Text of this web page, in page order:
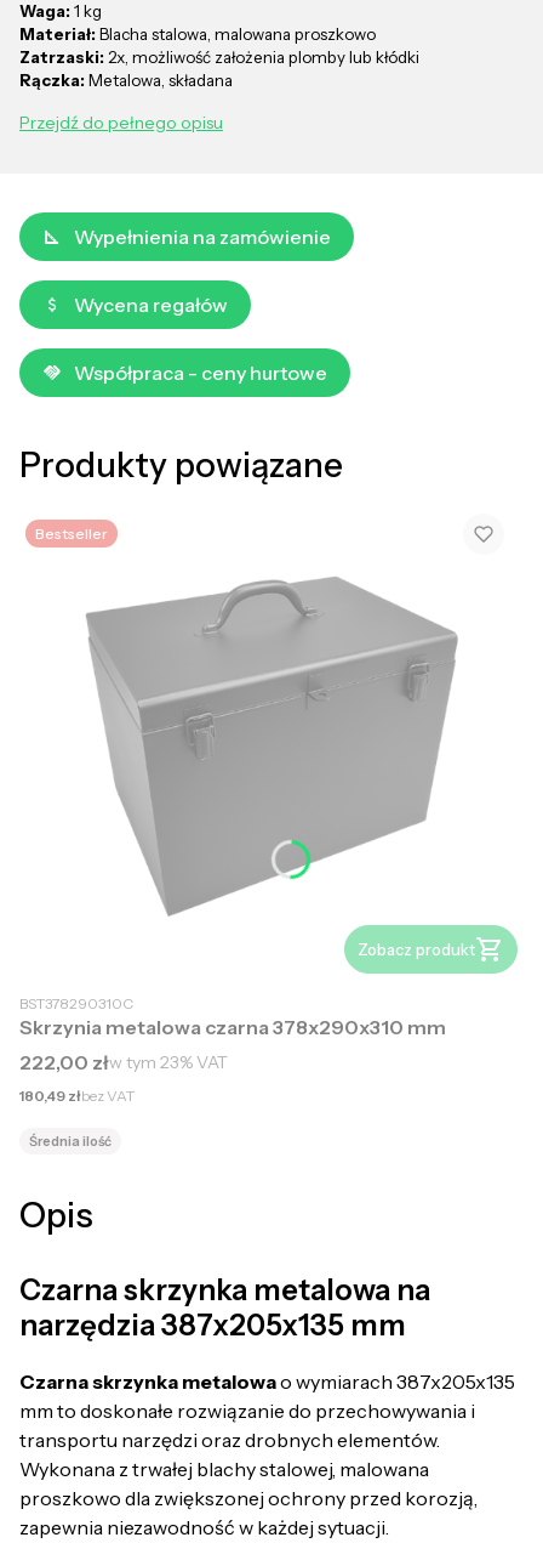
Waga: 1 kg
Materiał: Blacha stalowa, malowana proszkowo
Zatrzaski: 2x, możliwość założenia plomby lub kłódki
Rączka: Metalowa, składana
Przejdź do pełnego opisu
Wypełnienia na zamówienie
Wycena regałów
Współpraca - ceny hurtowe
Produkty powiązane
Bestseller
Zobacz produkt
BST378290310C
Skrzynia metalowa czarna 378x290x310 mm
Cena brutto
222,00 złw tym 23%VAT
Cena netto
180,49 złbez VAT
Średnia ilość
Opis
Czarna skrzynka metalowa na
narzędzia 387x205x135 mm
Czarna skrzynka metalowao wymiarach 387x205x135
mm to doskonałe rozwiązanie do przechowywania i
transportu narzędzi oraz drobnych elementów.
Wykonana z trwałej blachy stalowej, malowana
proszkowo dla zwiększonej ochrony przed korozją,
zapewnia niezawodność w każdej sytuacji.